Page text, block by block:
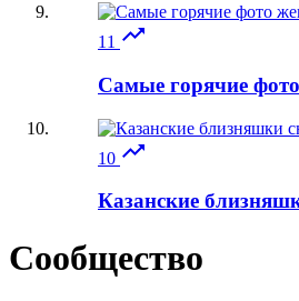
11 
Самые горячие
10 
Казанские
Сообщество